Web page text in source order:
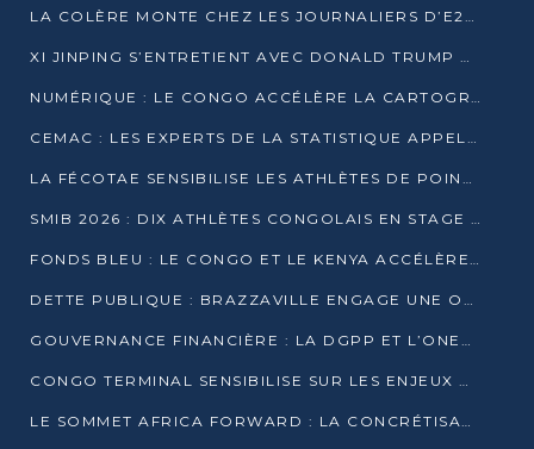
LA COLÈRE MONTE CHEZ LES JOURNALIERS D’E2C QUI DÉNONCENT 20 ANS DE PRÉCARITÉ
XI JINPING S’ENTRETIENT AVEC DONALD TRUMP À BEIJING
NUMÉRIQUE : LE CONGO ACCÉLÈRE LA CARTOGRAPHIE DE SES INFRASTRUCTURES DIGITALES
CEMAC : LES EXPERTS DE LA STATISTIQUE APPELLENT À RENFORCER LA SÉCURISATION DES DONNÉES
LA FÉCOTAE SENSIBILISE LES ATHLÈTES DE POINTE-NOIRE À L’HYGIÈNE ALIMENTA
SMIB 2026 : DIX ATHLÈTES CONGOLAIS EN STAGE AU KENYA
FONDS BLEU : LE CONGO ET LE KENYA ACCÉLÈRENT LA MOBILISATION DES FINANCEMENTS
DETTE PUBLIQUE : BRAZZAVILLE ENGAGE UNE OPÉRATION DE RACHAT DE 575 MILLIONS DE DOLLARS
GOUVERNANCE FINANCIÈRE : LA DGPP ET L’ONEC-C VERS UN PARTENARIAT POUR ASSAINIR LES ENTREPRISES PUBLIQUES
CONGO TERMINAL SENSIBILISE SUR LES ENJEUX DE LA SANTÉ MENTALE EN
LE SOMMET AFRICA FORWARD : LA CONCRÉTISATION DE PARTENARIATS ÉQUILIBRÉS ET TOURNÉS VERS L’AVENIR ENTRE LE CONTINENT AFRICAIN ET LA FRANCE